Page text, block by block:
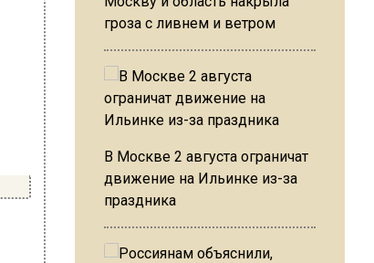
гроза с ливнем и ветром
В Москве 2 августа ограничат
движение на Ильинке из-за
праздника